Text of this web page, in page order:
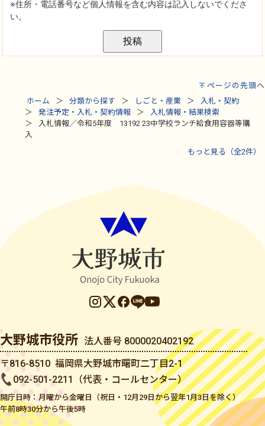
ページの先頭へ
ホーム
分類から探す しごと・産業
入札・契約
発注予定・入札・契約情報
入札情報・結果検索
入札情報／令和5年度 13192 23中学校ランチ給食用容器等購
入
もっと見る（全2件）
大野城市役所 法人番号 8000020402192
〒816-8510 福岡県大野城市曙町二丁目2-1
092-501-2211（代表・コールセンター）
開庁日時：月曜から金曜日（祝日・12月29日から翌年1月3日を除く）
午前8時30分から午後5時